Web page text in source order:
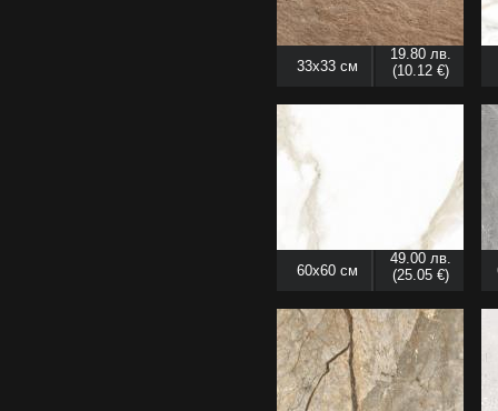
33x33 см
19.80 лв.
(10.12 €)
60x60 см
49.00 лв.
(25.05 €)